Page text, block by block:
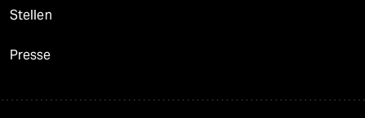
Stellen
Presse